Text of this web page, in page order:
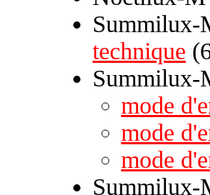
Summilux-
technique
Summilux-
mode
mode
mode